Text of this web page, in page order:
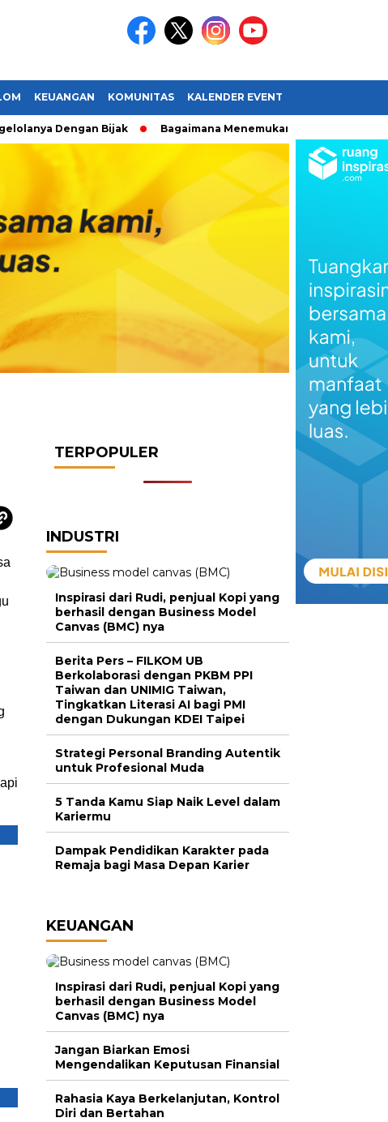
KEUANGAN KOMUNITAS KALENDER EVENT
Dengan Bijak Bagaimana Menemukan Passionmu?
TERPOPULER
INDUSTRI
Inspirasi dari Rudi, penjual Kopi yang
berhasil dengan Business Model
Canvas (BMC) nya
Berita Pers – FILKOM UB
Berkolaborasi dengan PKBM PPI
Taiwan dan UNIMIG Taiwan,
Tingkatkan Literasi AI bagi PMI
dengan Dukungan KDEI Taipei
Strategi Personal Branding Autentik
untuk Profesional Muda
5 Tanda Kamu Siap Naik Level dalam
Kariermu
Dampak Pendidikan Karakter pada
Remaja bagi Masa Depan Karier
KEUANGAN
Inspirasi dari Rudi, penjual Kopi yang
berhasil dengan Business Model
Canvas (BMC) nya
Jangan Biarkan Emosi
Mengendalikan Keputusan Finansial
Rahasia Kaya Berkelanjutan, Kontrol
Diri dan Bertahan